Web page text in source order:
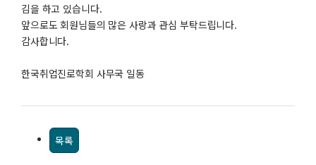
김을 하고 있습니다.
앞으로도 회원님들의 많은 사랑과 관심 부탁드립니다.
감사합니다.
한국취업진로학회 사무국 일동
목록